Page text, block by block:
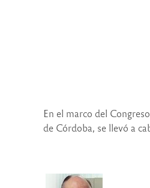
En el marco del
de Córdoba, se llevó a